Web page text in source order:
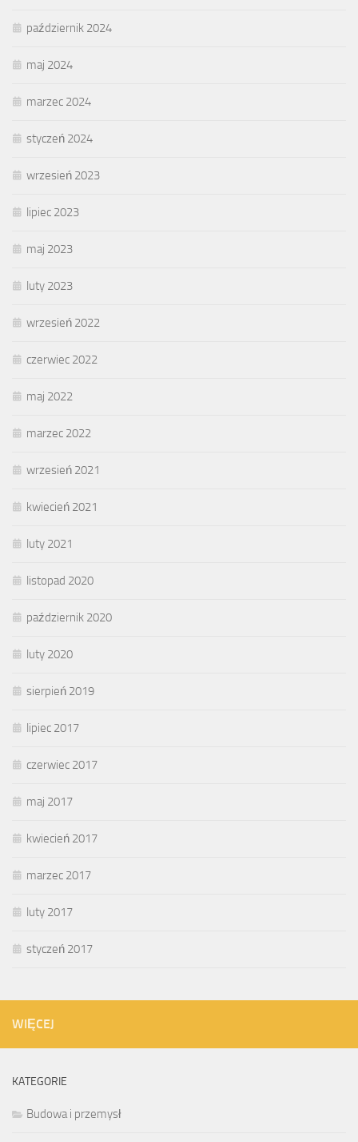
październik 2024
maj 2024
marzec 2024
styczeń 2024
wrzesień 2023
lipiec 2023
maj 2023
luty 2023
wrzesień 2022
czerwiec 2022
maj 2022
marzec 2022
wrzesień 2021
kwiecień 2021
luty 2021
listopad 2020
październik 2020
luty 2020
sierpień 2019
lipiec 2017
czerwiec 2017
maj 2017
kwiecień 2017
marzec 2017
luty 2017
styczeń 2017
WIĘCEJ
KATEGORIE
Budowa i przemysł